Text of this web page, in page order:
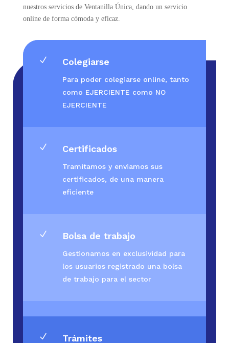
nuestros servicios de Ventanilla Única, dando un servicio
online de forma cómoda y eficaz.
N Colegiarse
Para poder colegiarse online, tanto
como EJERCIENTE como NO
EJERCIENTE
N Certificados
Tramitamos y enviamos sus
certificados, de una manera
eficiente
N Bolsa de trabajo
Gestionamos en exclusividad para
los usuarios registrado una bolsa
de trabajo para el sector
N Trámites